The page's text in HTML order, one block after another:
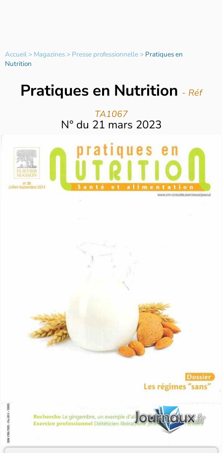
Accueil> Magazines> Presse professionnelle> Pratiques en
Nutrition
Pratiques en Nutrition - Réf
TA1067
N° du 21 mars 2023